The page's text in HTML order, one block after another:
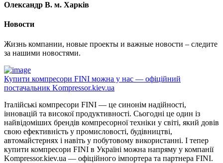
Олександр В. м. Харків
Новости
Жизнь компании, новые проекты и важные новости – следите
за нашими новостями.
Купити компресори FINI можна у нас — офіційний
постачальник Kompressor.kiev.ua
Італійські компресори FINI — це синонім надійності,
інновацій та високої продуктивності. Сьогодні це один із
найвідоміших брендів компресорної техніки у світі, який довів
свою ефективність у промисловості, будівництві,
автомайстернях і навіть у побутовому використанні. І тепер
купити компресори FINI в Україні можна напряму у компанії
Kompressor.kiev.ua — офіційного імпортера та партнера FINI.